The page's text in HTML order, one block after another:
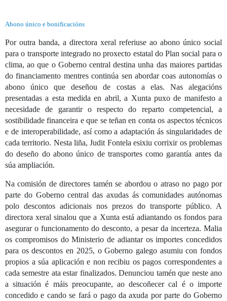
Abono único e bonificacións
Por outra banda, a directora xeral referiuse ao abono único social
para o transporte integrado no proxecto estatal do Plan social para o
clima, ao que o Goberno central destina unha das maiores partidas
do financiamento mentres continúa sen abordar coas autonomías o
abono único que deseñou de costas a elas. Nas alegacións
presentadas a esta medida en abril, a Xunta puxo de manifesto a
necesidade de garantir o respecto do reparto competencial, a
sostibilidade financeira e que se teñan en conta os aspectos técnicos
e de interoperabilidade, así como a adaptación ás singularidades de
cada territorio. Nesta liña, Judit Fontela esixiu corrixir os problemas
do deseño do abono único de transportes como garantía antes da
súa ampliación.
Na comisión de directores tamén se abordou o atraso no pago por
parte do Goberno central das axudas ás comunidades autónomas
polo descontos adicionais nos prezos do transporte público. A
directora xeral sinalou que a Xunta está adiantando os fondos para
asegurar o funcionamento do desconto, a pesar da incerteza. Malia
os compromisos do Ministerio de adiantar os importes concedidos
para os descontos en 2025, o Goberno galego asumiu con fondos
propios a súa aplicación e non recibiu os pagos correspondentes a
cada semestre ata estar finalizados. Denunciou tamén que neste ano
a situación é máis preocupante, ao descoñecer cal é o importe
concedido e cando se fará o pago da axuda por parte do Goberno